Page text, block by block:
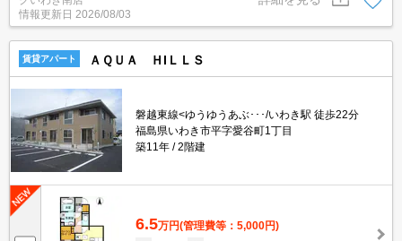
情報更新日 2026/08/03
賃貸アパート ＡＱＵＡ ＨIＬＬＳ
磐越東線<ゆうゆうあぶ･･･/いわき駅 徒歩22分
福島県いわき市平字愛谷町1丁目
築11年
2階建
6.5万円(管理費等：5,000円)